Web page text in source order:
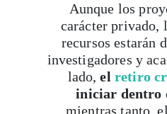
Aunque los
carácter privado,
recursos estarán
investigadores y
lado,el retiro
iniciar dentro
mientras tanto,